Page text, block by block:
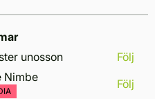
unosson
Följ
Nimbe
Följ